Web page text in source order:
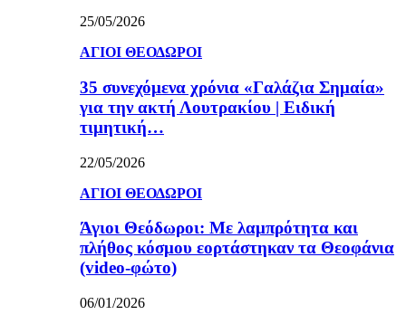
25/05/2026
ΑΓΙΟΙ ΘΕΟΔΩΡΟΙ
35 συνεχόμενα χρόνια «Γαλάζια Σημαία»
για την ακτή Λουτρακίου | Ειδική
τιμητική…
22/05/2026
ΑΓΙΟΙ ΘΕΟΔΩΡΟΙ
Άγιοι Θεόδωροι: Με λαμπρότητα και
πλήθος κόσμου εορτάστηκαν τα Θεοφάνια
(video-φώτο)
06/01/2026